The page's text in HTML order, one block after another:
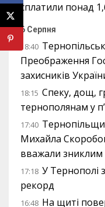
сплатили понад
6 Серпня
18:40
Преображення
захисників
18:15 Спеку, дощ,
тернополянам у
17:40
Михайла
вважали зниклим
17:18 У Тернополі
рекорд
16:48 На щиті